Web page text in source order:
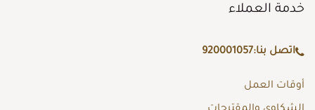
خدمة العملاء
اتصل بنا:920001057
أوقات العمل